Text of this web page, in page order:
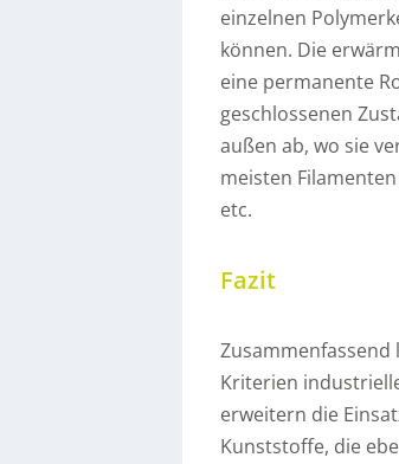
einzelnen
können. Die
eine permanente
geschlossenen
außen ab, wo sie
meisten Filamenten
etc.
Fazit
Kriterien
erweitern die
Kunststoffe, die